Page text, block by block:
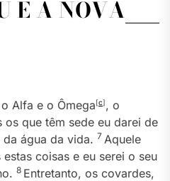
E A NOVA
Alfa e o Ômega[c], o
que têm sede eu darei de
água da vida. 7 Aquele
coisas e eu serei o seu
8 Entretanto, os covardes,